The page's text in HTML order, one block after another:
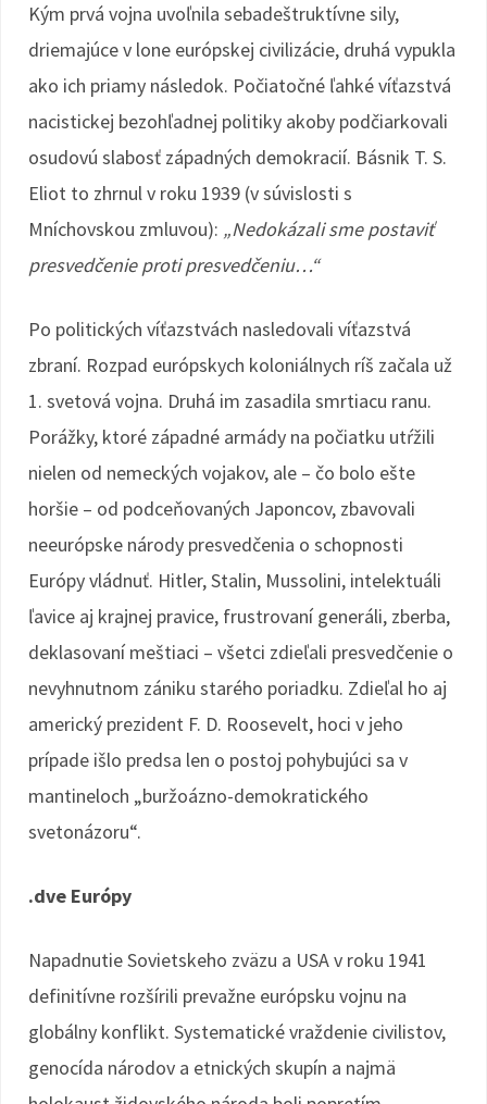
Kým prvá vojna uvoľnila sebadeštruktívne sily,
driemajúce v lone európskej civilizácie, druhá vypukla
ako ich priamy následok. Počiatočné ľahké víťazstvá
nacistickej bezohľadnej politiky akoby podčiarkovali
osudovú slabosť západných demokracií. Básnik T. S.
Eliot to zhrnul v roku 1939 (v súvislosti s
Mníchovskou zmluvou): „Nedokázali sme postaviť
presvedčenie proti presvedčeniu…“
Po politických víťazstvách nasledovali víťazstvá
zbraní. Rozpad európskych koloniálnych ríš začala už
1. svetová vojna. Druhá im zasadila smrtiacu ranu.
Porážky, ktoré západné armády na počiatku utŕžili
nielen od nemeckých vojakov, ale – čo bolo ešte
horšie – od podceňovaných Japoncov, zbavovali
neeurópske národy presvedčenia o schopnosti
Európy vládnuť. Hitler, Stalin, Mussolini, intelektuáli
ľavice aj krajnej pravice, frustrovaní generáli, zberba,
deklasovaní meštiaci – všetci zdieľali presvedčenie o
nevyhnutnom zániku starého poriadku. Zdieľal ho aj
americký prezident F. D. Roosevelt, hoci v jeho
prípade išlo predsa len o postoj pohybujúci sa v
mantineloch „buržoázno-demokratického
svetonázoru“.
.dve Európy
Napadnutie Sovietskeho zväzu a USA v roku 1941
definitívne rozšírili prevažne európsku vojnu na
globálny konflikt. Systematické vraždenie civilistov,
genocída národov a etnických skupín a najmä